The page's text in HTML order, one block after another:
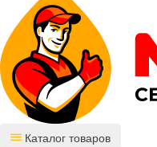
Каталог товаров